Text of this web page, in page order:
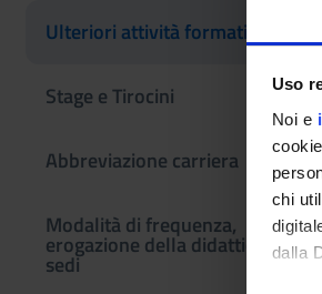
Uso
Noi e
chi
dalla
Ulteriori attività formative
Stage e Tirocini
Abbreviazione carriera
Modalità di frequenza,
erogazione della didattica e
sedi